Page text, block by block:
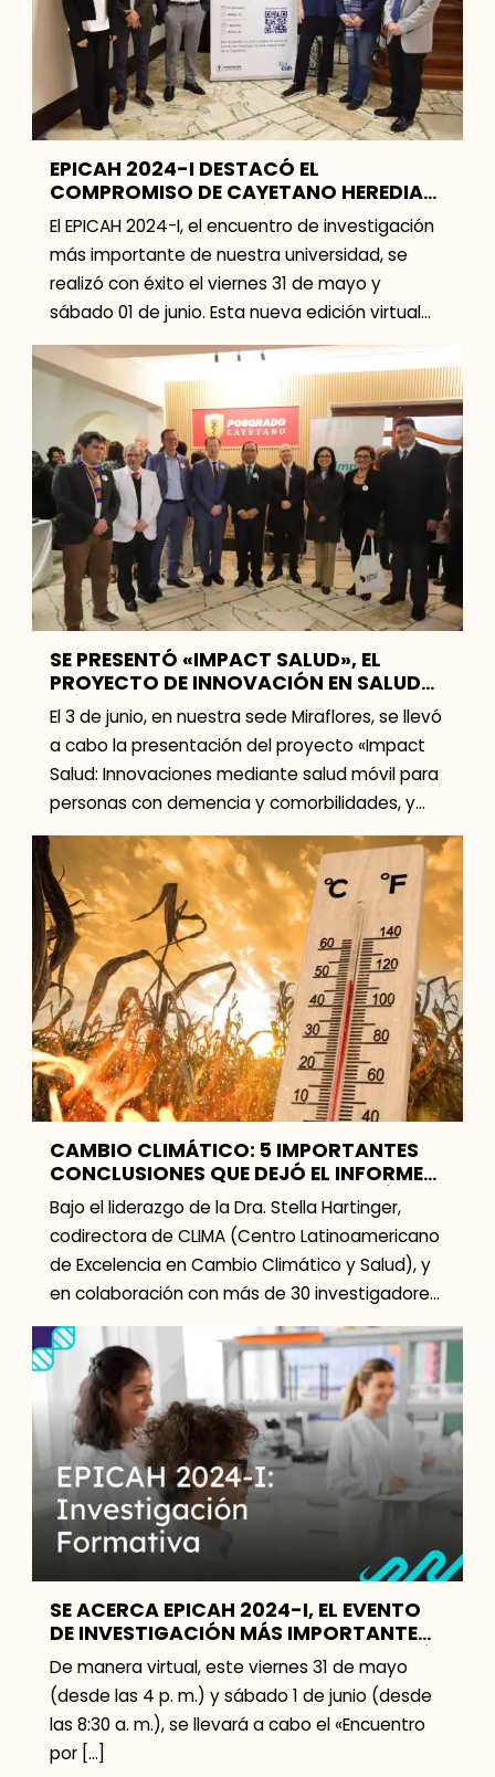
EPICAH 2024-I DESTACÓ EL
COMPROMISO DE CAYETANO HEREDIA
CON LA INVESTIGACIÓN FORMATIVA
El EPICAH 2024-I, el encuentro de investigación
más importante de nuestra universidad, se
realizó con éxito el viernes 31 de mayo y
sábado 01 de junio. Esta nueva edición virtual
[…]
SE PRESENTÓ «IMPACT SALUD», EL
PROYECTO DE INNOVACIÓN EN SALUD
MÓVIL PARA PERSONAS CON DEMENCIA
Y COMORBILIDADES
El 3 de junio, en nuestra sede Miraflores, se llevó
a cabo la presentación del proyecto «Impact
Salud: Innovaciones mediante salud móvil para
personas con demencia y comorbilidades, y
sus […]
CAMBIO CLIMÁTICO: 5 IMPORTANTES
CONCLUSIONES QUE DEJÓ EL INFORME
LANCET COUNTDOWN LATINOAMÉRICA
2023
Bajo el liderazgo de la Dra. Stella Hartinger,
codirectora de CLIMA (Centro Latinoamericano
de Excelencia en Cambio Climático y Salud), y
en colaboración con más de 30 investigadores
de toda […]
SE ACERCA EPICAH 2024-I, EL EVENTO
DE INVESTIGACIÓN MÁS IMPORTANTE
DE CAYETANO HEREDIA: CONOCE AQUÍ
CÓMO INSCRIBIRTE
De manera virtual, este viernes 31 de mayo
(desde las 4 p. m.) y sábado 1 de junio (desde
las 8:30 a. m.), se llevará a cabo el «Encuentro
por […]